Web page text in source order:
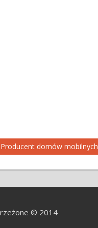
domów mobilnych
© 2014